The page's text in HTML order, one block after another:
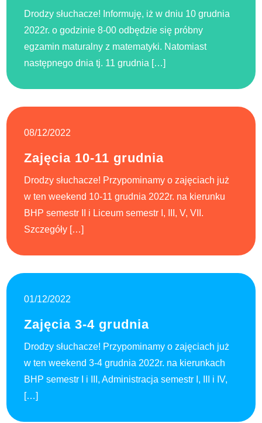
Drodzy słuchacze! Informuję, iż w dniu 10 grudnia
2022r. o godzinie 8-00 odbędzie się próbny
egzamin maturalny z matematyki. Natomiast
następnego dnia tj. 11 grudnia […]
08/12/2022
Zajęcia 10-11 grudnia
Drodzy słuchacze! Przypominamy o zajęciach już
w ten weekend 10-11 grudnia 2022r. na kierunku
BHP semestr II i Liceum semestr I, III, V, VII.
Szczegóły […]
01/12/2022
Zajęcia 3-4 grudnia
Drodzy słuchacze! Przypominamy o zajęciach już
w ten weekend 3-4 grudnia 2022r. na kierunkach
BHP semestr I i III, Administracja semestr I, III i IV,
[…]